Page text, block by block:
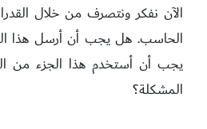
الآن نفكر ونتصرف من خلال
الحاسب. هل يجب أن أرسل هذا
يجب أن أستخدم هذا الجزء من
المشكلة؟